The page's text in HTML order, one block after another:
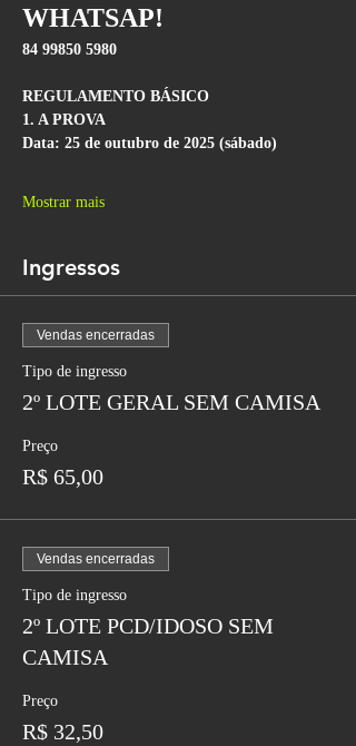
WHATSAP!
84 99850 5980
REGULAMENTO BÁSICO
1. A PROVA
Data: 25 de outubro de 2025 (sábado)
Mostrar mais
Ingressos
Vendas encerradas
Tipo de ingresso
2º LOTE GERAL SEM CAMISA
Preço
R$ 65,00
Vendas encerradas
Tipo de ingresso
2º LOTE PCD/IDOSO SEM
CAMISA
Preço
R$ 32,50